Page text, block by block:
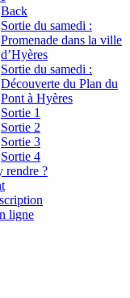
Back
Sortie du samedi :
Promenade dans la ville
d’Hyères
Sortie du samedi :
Découverte du Plan du
Pont à Hyères
Sortie 1
Sortie 2
Sortie 3
Sortie 4
rendre ?
ligne